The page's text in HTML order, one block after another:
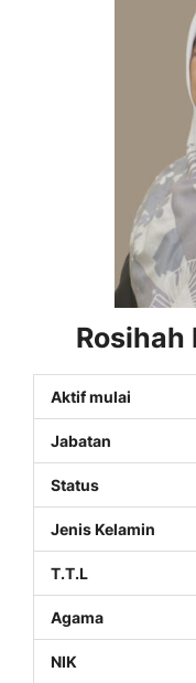
Rosihah
Aktif mulai
Jabatan
Status
Jenis Kelamin
T.T.L
Agama
NIK